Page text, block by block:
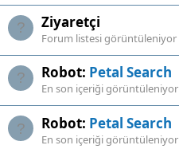
Ziyaretçi
Forum listesi görüntüleniyor
Robot: Petal Search
En son içeriği görüntüleniyor
Robot: Petal Search
En son içeriği görüntüleniyor